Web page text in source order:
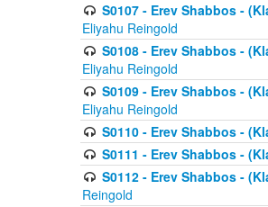
S0107 - Erev Shabbos -
Eliyahu Reingold
S0108 - Erev Shabbos -
Eliyahu Reingold
S0109 - Erev Shabbos -
Eliyahu Reingold
S0110 - Erev Shabbos -
S0111 - Erev Shabbos -
S0112 - Erev Shabbos -
Reingold